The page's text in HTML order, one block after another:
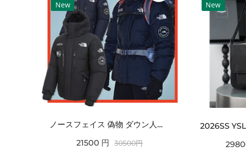
New
ノースフェイス 偽物 ダウン人気【THE NORTH FACE】M'S 7 SUMMIT HIM...
21500 円 30500円
New